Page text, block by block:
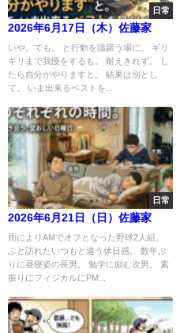
日常
2026年6月17日（木）佐藤家
いや。でも。 と行動を躊躇う場に。 ギリ
ギリまで我慢をするも。 耐えきれず。 し
たら自分がやりますと。 結果は別とし
て。 いま出来るベストを...
日常
2026年6月21日（日）佐藤家
雨によりAMでオフとなった野球2人組。
ふと訪れたいつもと違う休日感。 数年ぶ
りに昼寝姿の長男。 勉学に励む次男。 素
振りにフィジカルにPM...